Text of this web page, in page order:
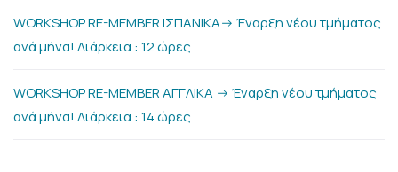
WORKSHOP RE-MEMBER ΙΣΠΑΝΙΚΑ-> Έναρξη νέου τμήματος
ανά μήνα! Διάρκεια : 12 ώρες
WORKSHOP RE-MEMBER ΑΓΓΛΙΚΑ -> Έναρξη νέου τμήματος
ανά μήνα! Διάρκεια : 14 ώρες